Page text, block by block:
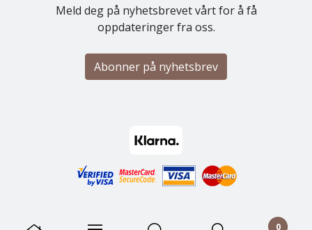
0
Meld deg på nyhetsbrevet vårt for å få
oppdateringer fra oss.
Abonner på nyhetsbrev